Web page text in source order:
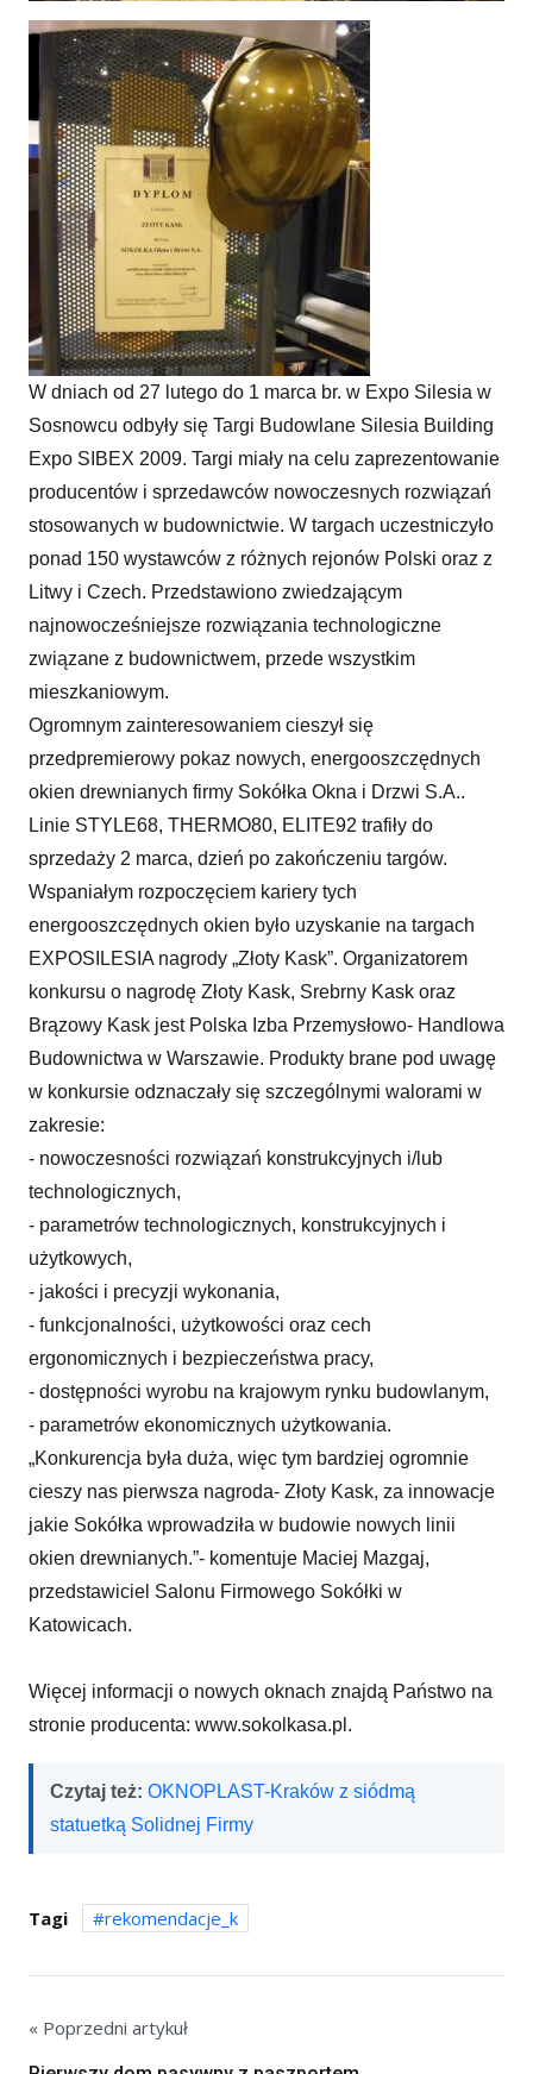
Złoto dla nowych okien SOKÓŁKI
W dniach od 27 lutego do 1 marca br. w Expo Silesia w
Sosnowcu odbyły się Targi Budowlane Silesia Building
Expo SIBEX 2009. Targi miały na celu zaprezentowanie
producentów i sprzedawców nowoczesnych rozwiązań
stosowanych w budownictwie. W targach uczestniczyło
ponad 150 wystawców z różnych rejonów Polski oraz z
Litwy i Czech. Przedstawiono zwiedzającym
najnowocześniejsze rozwiązania technologiczne
związane z budownictwem, przede wszystkim
mieszkaniowym.
Ogromnym zainteresowaniem cieszył się
przedpremierowy pokaz nowych, energooszczędnych
okien drewnianych firmy Sokółka Okna i Drzwi S.A..
Linie STYLE68, THERMO80, ELITE92 trafiły do
sprzedaży 2 marca, dzień po zakończeniu targów.
Wspaniałym rozpoczęciem kariery tych
energooszczędnych okien było uzyskanie na targach
EXPOSILESIA nagrody „Złoty Kask”. Organizatorem
konkursu o nagrodę Złoty Kask, Srebrny Kask oraz
Brązowy Kask jest Polska Izba Przemysłowo- Handlowa
Budownictwa w Warszawie. Produkty brane pod uwagę
w konkursie odznaczały się szczególnymi walorami w
zakresie:
- nowoczesności rozwiązań konstrukcyjnych i/lub
technologicznych,
- parametrów technologicznych, konstrukcyjnych i
użytkowych,
- jakości i precyzji wykonania,
- funkcjonalności, użytkowości oraz cech
ergonomicznych i bezpieczeństwa pracy,
- dostępności wyrobu na krajowym rynku budowlanym,
- parametrów ekonomicznych użytkowania.
„Konkurencja była duża, więc tym bardziej ogromnie
cieszy nas pierwsza nagroda- Złoty Kask, za innowacje
jakie Sokółka wprowadziła w budowie nowych linii
okien drewnianych.”- komentuje Maciej Mazgaj,
przedstawiciel Salonu Firmowego Sokółki w
Katowicach.
Więcej informacji o nowych oknach znajdą Państwo na
stronie producenta: www.sokolkasa.pl.
Czytaj też: OKNOPLAST-Kraków z siódmą
statuetką Solidnej Firmy
Tagi rekomendacje_k
« Poprzedni artykuł